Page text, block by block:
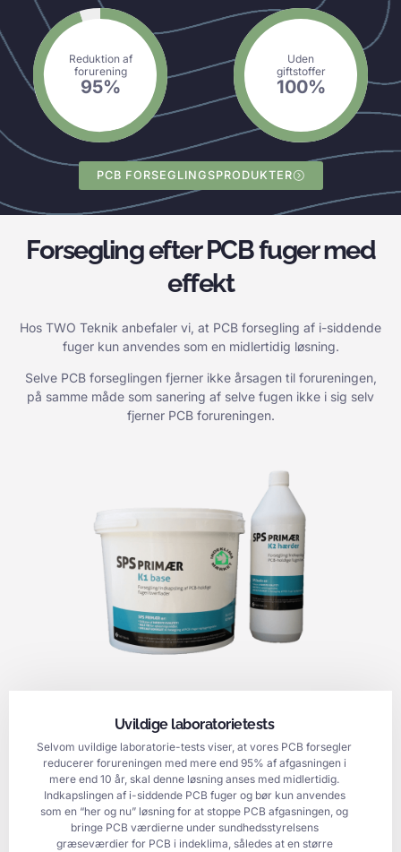
Reduktion af
forurening
95%
Uden
giftstoffer
100%
PCB FORSEGLINGSPRODUKTER
Forsegling efter PCB fuger med
effekt
Hos TWO Teknik anbefaler vi, at PCB forsegling af i-siddende
fuger kun anvendes som en midlertidig løsning.
Selve PCB forseglingen fjerner ikke årsagen til forureningen,
på samme måde som sanering af selve fugen ikke i sig selv
fjerner PCB forureningen.
Uvildige laboratorietests
Selvom uvildige laboratorie-tests viser, at vores PCB forsegler
reducerer forureningen med mere end 95% af afgasningen i
mere end 10 år, skal denne løsning anses med midlertidig.
Indkapslingen af i-siddende PCB fuger og bør kun anvendes
som en “her og nu” løsning for at stoppe PCB afgasningen, og
bringe PCB værdierne under sundhedsstyrelsens
græseværdier for PCB i indeklima, således at en større